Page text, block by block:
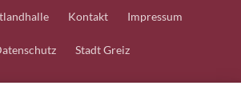
Kontakt Impressum
Stadt Greiz